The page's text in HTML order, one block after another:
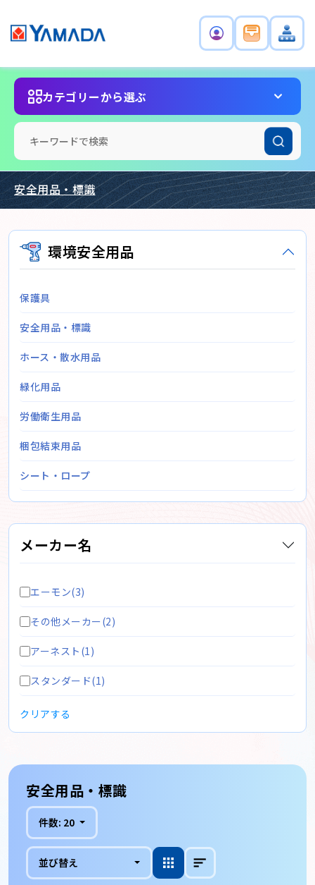
カテゴリーから選ぶ
安全用品・標識
環境安全用品
保護具
安全用品・標識
ホース・散水用品
緑化用品
労働衛生用品
梱包結束用品
シート・ロープ
メーカー名
エーモン(3)
その他メーカー(2)
アーネスト(1)
スタンダード(1)
クリアする
安全用品・標識
件数: 20
並び替え